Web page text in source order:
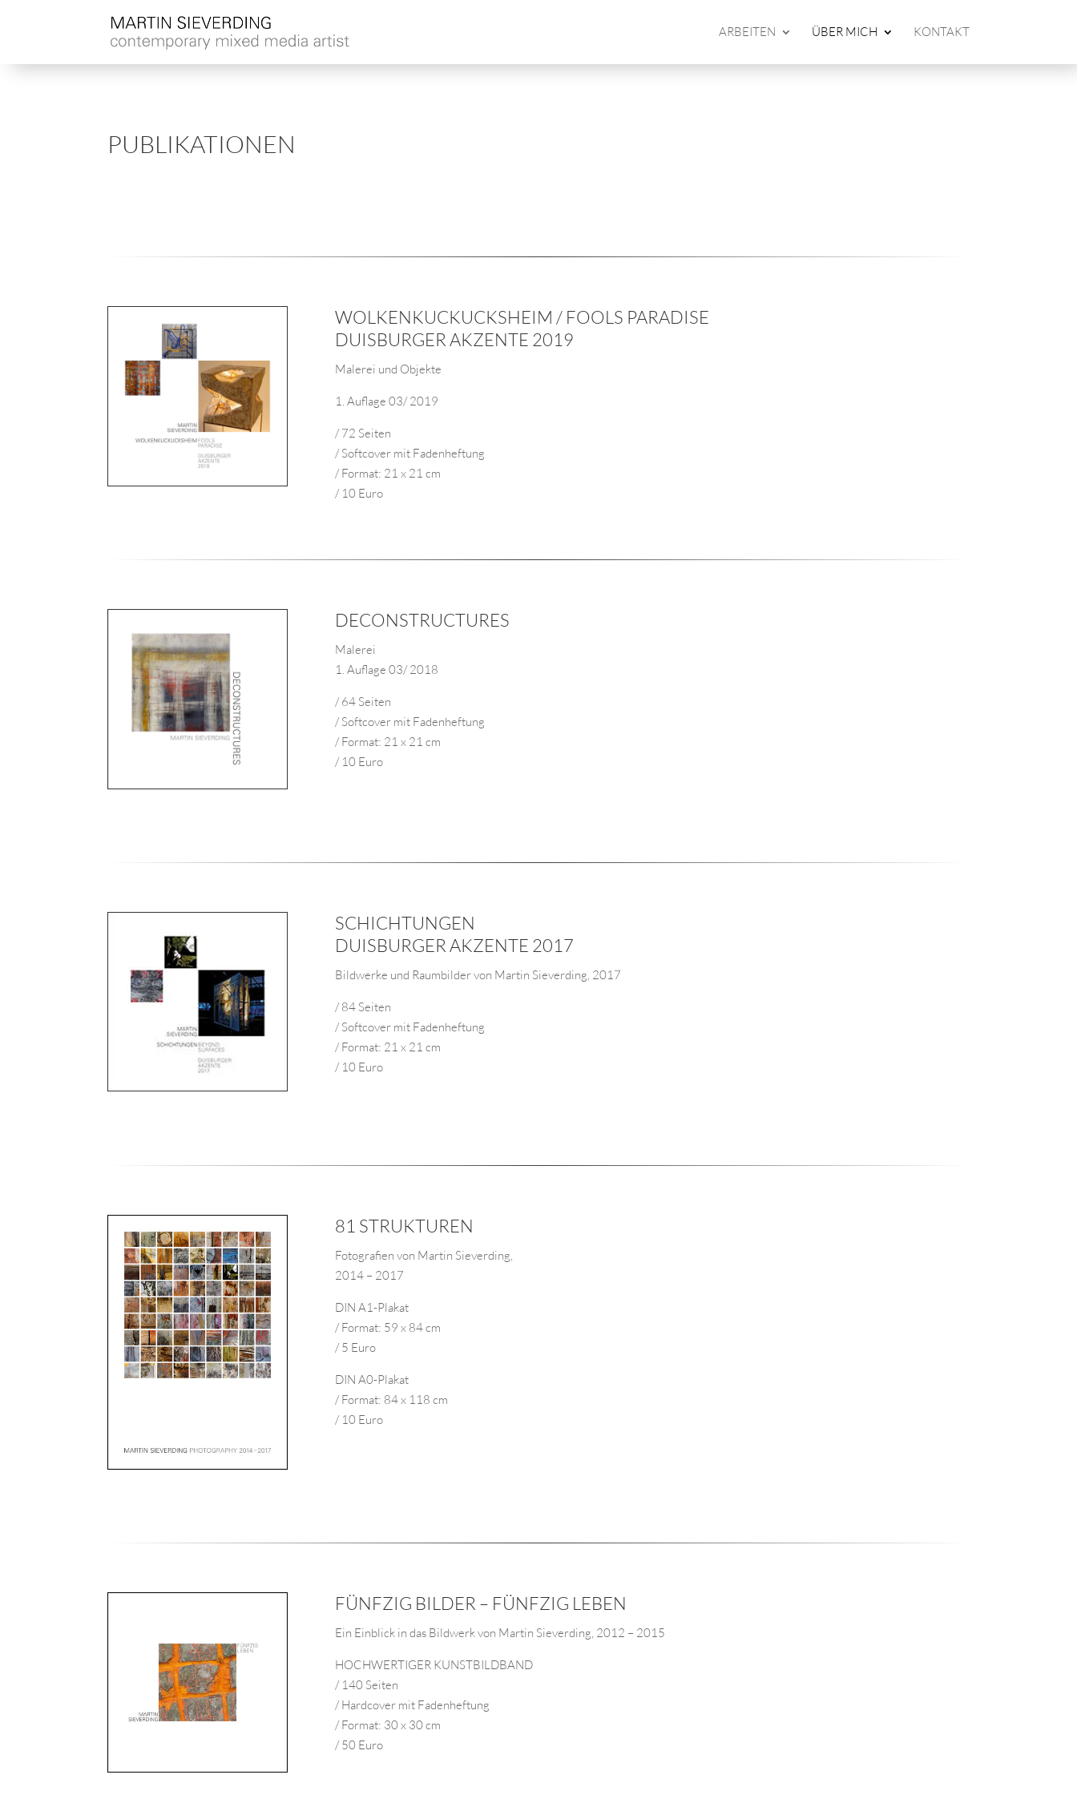
ARBEITEN ÜBER MICH KONTAKT
PUBLIKATIONEN
WOLKENKUCKUCKSHEIM / FOOLS PARADISE
DUISBURGER AKZENTE 2019
Malerei und Objekte
1. Auflage 03/ 2019
/ 72 Seiten
/ Softcover mit Fadenheftung
/ Format: 21 x 21 cm
/ 10 Euro
DECONSTRUCTURES
Malerei
1. Auflage 03/ 2018
/ 64 Seiten
/ Softcover mit Fadenheftung
/ Format: 21 x 21 cm
/ 10 Euro
SCHICHTUNGEN
DUISBURGER AKZENTE 2017
Bildwerke und Raumbilder von Martin Sieverding, 2017
/ 84 Seiten
/ Softcover mit Fadenheftung
/ Format: 21 x 21 cm
/ 10 Euro
81 STRUKTUREN
Fotografien von Martin Sieverding,
2014 – 2017
DIN A1-Plakat
/ Format: 59 x 84 cm
/ 5 Euro
DIN A0-Plakat
/ Format: 84 x 118 cm
/ 10 Euro
FÜNFZIG BILDER – FÜNFZIG LEBEN
Ein Einblick in das Bildwerk von Martin Sieverding, 2012 – 2015
HOCHWERTIGER KUNSTBILDBAND
/ 140 Seiten
/ Hardcover mit Fadenheftung
/ Format: 30 x 30 cm
/ 50 Euro